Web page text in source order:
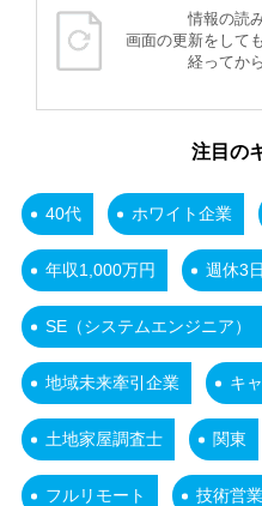
情報の読
画面の更新をして
経ってか
注目の
40代 ホワイト企業
年収1,000万円 週休3日
SE（システムエンジニア）
地域未来牽引企業 キ
土地家屋調査士 関東
フルリモート 技術営業